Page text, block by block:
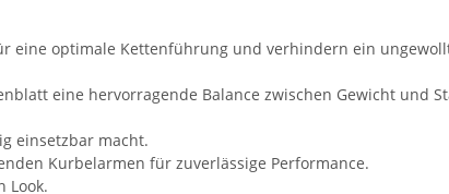
eine optimale Kettenführung und verhindern ein
eine hervorragende Balance zwischen Gewicht und
einsetzbar macht.
Kurbelarmen für zuverlässige Performance.
Look.